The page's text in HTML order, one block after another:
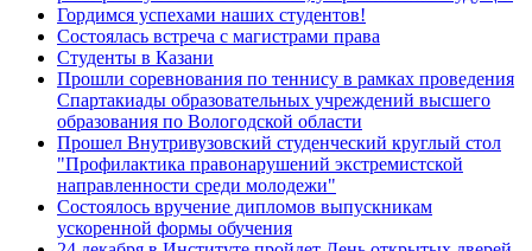
Гордимся успехами наших студентов!
Состоялась встреча с магистрами права
Студенты в Казани
Прошли соревнования по теннису в рамках проведения
Спартакиады образовательных учреждений высшего
образования по Вологодской области
Прошел Внутривузовский студенческий круглый стол
"Профилактика правонарушений экстремистской
направленности среди молодежи"
Состоялось вручение дипломов выпускникам
ускоренной формы обучения